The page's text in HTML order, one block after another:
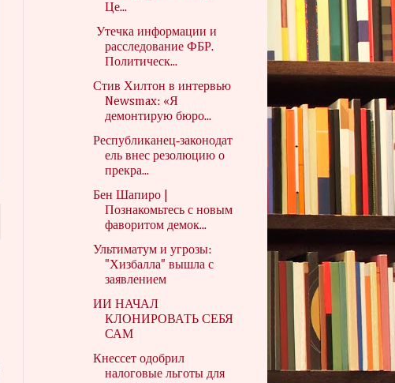
Це...
Утечка информации и
расследование ФБР.
Политическ...
Стив Хилтон в интервью
Newsmax: «Я
демонтирую бюро...
Республиканец‑законодат
ель внес резолюцию о
прекра...
Бен Шапиро |
Познакомьтесь с новым
фаворитом демок...
Ультиматум и угрозы:
"Хизбалла" вышла с
заявлением
ИИ НАЧАЛ
КЛОНИРОВАТЬ СЕБЯ
САМ
Кнессет одобрил
налоговые льготы для